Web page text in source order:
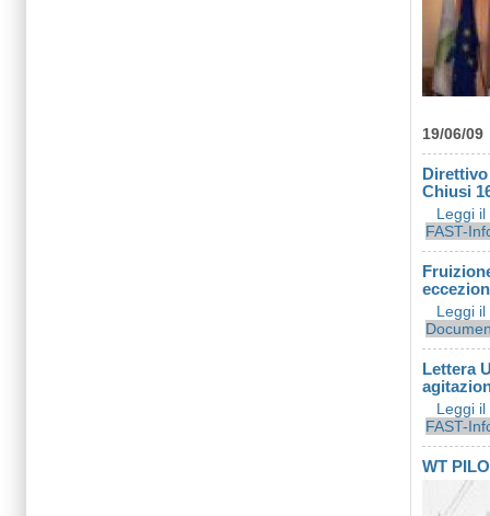
19/06/09
Direttivo
Chiusi
Leggi
FAST-
Leggi
Lettera
Leggi
FAST-
WT